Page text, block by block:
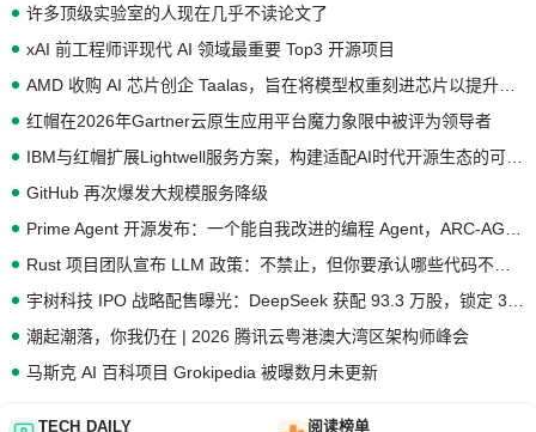
许多顶级实验室的人现在几乎不读论文了
xAI 前工程师评现代 AI 领域最重要 Top3 开源项目
红帽在2026年Gartner云原生应用平台魔力象限中被评为领导者
GitHub 再次爆发大规模服务降级
潮起潮落，你我仍在 | 2026 腾讯云粤港澳大湾区架构师峰会
马斯克 AI 百科项目 Grokipedia 被曝数月未更新
TECH DAILY 阅读榜单